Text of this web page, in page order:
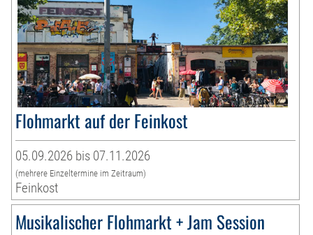
Flohmarkt auf der Feinkost
05.09.2026 bis 07.11.2026
(mehrere Einzeltermine im Zeitraum)
Feinkost
Musikalischer Flohmarkt + Jam Session